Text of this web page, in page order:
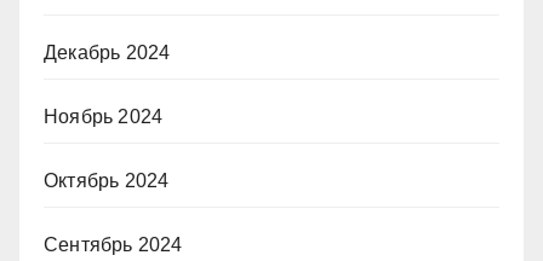
Декабрь 2024
Ноябрь 2024
Октябрь 2024
Сентябрь 2024